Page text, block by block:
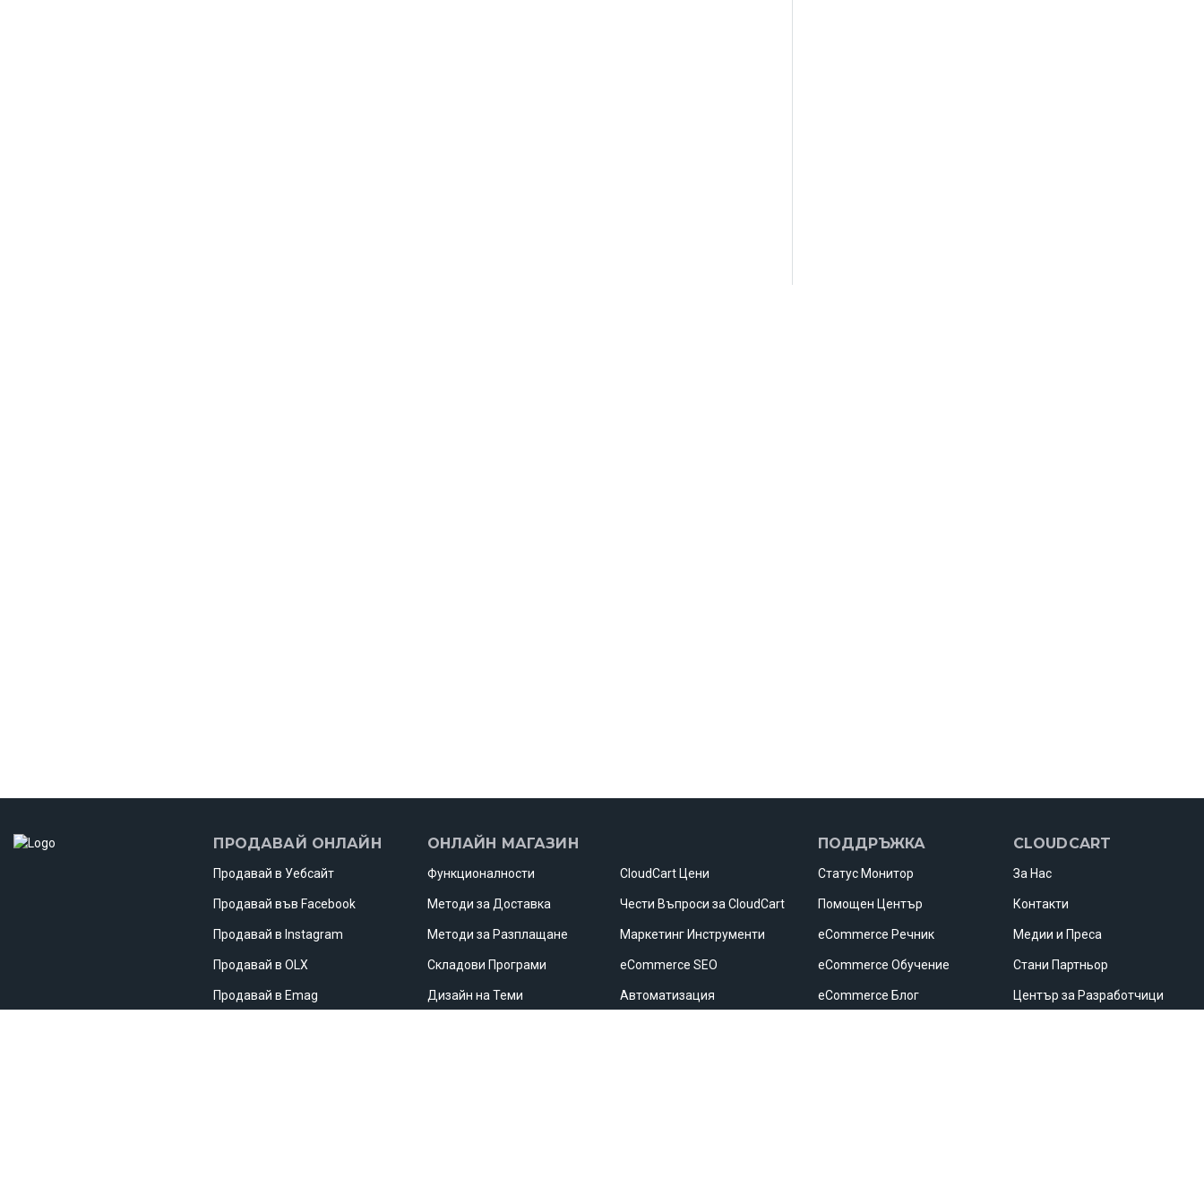
ПРОДАВАЙ ОНЛАЙН
Продавай в Уебсайт
Продавай във Facebook
Продавай в Instagram
Продавай в OLX
Продавай в Emag
ОНЛАЙН МАГАЗИН
Функционалности
Методи за Доставка
Методи за Разплащане
Складови Програми
Дизайн на Теми
CloudCart Цени
Чести Въпроси за CloudCart
Маркетинг Инструменти
eCommerce SEO
Автоматизация
ПОДДРЪЖКА
Статус Mонитор
Помощен Център
eCommerce Речник
eCommerce Обучение
eCommerce Блог
CLOUDCART
За Нас
Контакти
Медии и Преса
Стани Партньор
Център за Разработчици